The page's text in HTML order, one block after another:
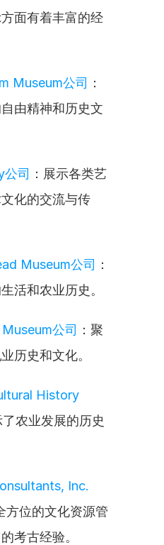
面有着丰富的经
Museum公司 ：
由精神和历史文
司 ：展示各类艺
化的交流与传
Museum公司 ：
活和农业历史。
公司 ：聚
历史和文化。
History
了农业发展的历史
Inc.
方位的文化资源管
考古经验。